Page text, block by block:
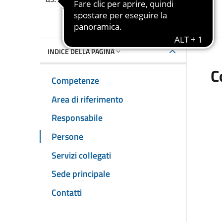
INDICE DELLA PAGINA
Competenze
Area di riferimento
Responsabile
Persone
Servizi collegati
Sede principale
Contatti